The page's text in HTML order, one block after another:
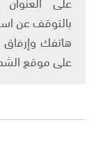
بالتوقف عن
هاتفك
على موقع